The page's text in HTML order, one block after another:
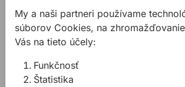
vanádiovej ocele
My a naši partneri používame
súborov Cookies, na
Vás na tieto účely:
Funkčnosť
Štatistika